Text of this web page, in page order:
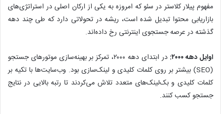
مفهوم پیلار کلاستر در سئو که امروزه به یکی از ارکان اصلی در استراتژی‌های
بازاریابی محتوا تبدیل شده است، ریشه در تحولاتی دارد که طی چند دهه
گذشته در عرصه جستجوی اینترنتی رخ داده‌اند.
اوایل دهه ۲۰۰۰:
در ابتدای دهه ۲۰۰۰، تمرکز بر بهینه‌سازی موتورهای جستجو
(SEO) بیشتر بر روی کلمات کلیدی و لینک‌سازی بود. وب‌سایت‌ها با تکیه بر
کلمات کلیدی و بک‌لینک‌های متعدد تلاش می‌کردند تا رتبه بالایی در نتایج
جستجو کسب کنند.